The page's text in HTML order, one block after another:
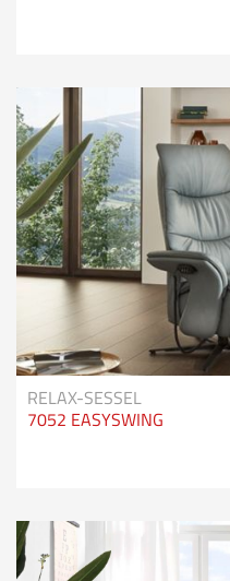
RELAX-SESSEL
7052 EASYSWING